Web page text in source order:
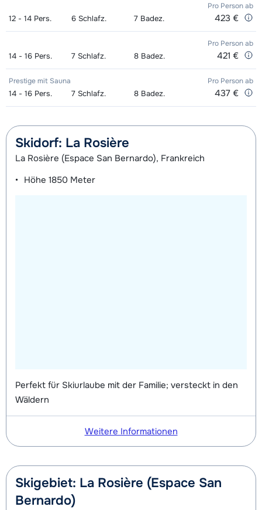
Pro Personab
12 - 14 Pers. 6 Schlafz. 7 Badez. 423 €
Pro Personab
14 - 16 Pers. 7 Schlafz. 8 Badez. 421 €
Prestige mit Sauna Pro Personab
14 - 16 Pers. 7 Schlafz. 8 Badez. 437 €
Skidorf: La Rosière
La Rosière (Espace San Bernardo), Frankreich
Höhe 1850 Meter
Perfekt für Skiurlaube mit der Familie; versteckt in den
Wäldern
Weitere Informationen
Skigebiet: La Rosière (Espace San
Bernardo)